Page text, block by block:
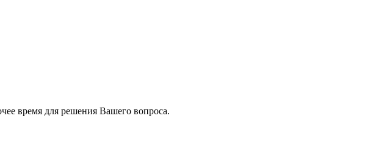
время для решения Вашего вопроса.